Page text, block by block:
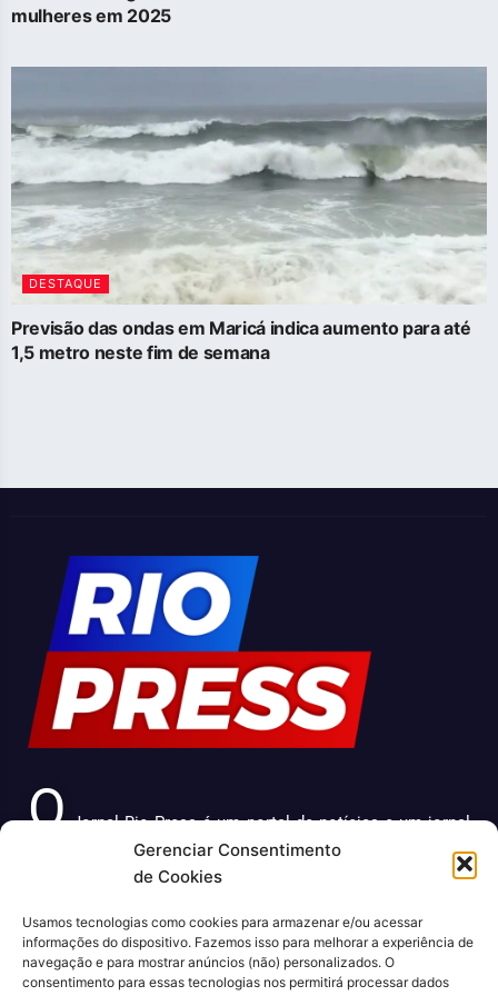
Gerenciar Consentimento
de Cookies
Usamos tecnologias como cookies para armazenar e/ou acessar
informações do dispositivo. Fazemos isso para melhorar a experiência de
navegação e para mostrar anúncios (não) personalizados. O
consentimento para essas tecnologias nos permitirá processar dados
mulheres em 2025
DESTAQUE
Previsão das ondas em Maricá indica aumento para até
1,5 metro neste fim de semana
O Jornal Rio Press é um portal de notícias e um jornal
impresso que cobre diversas notícias sobre a cidade do
Rio de Janeiro. Com uma abordagem abrangente e
sobre política, economia, cultura, entre outros temas
relevantes para a população carioca. Além disso, o Jornal
Rio Press oferece conteúdo exclusivo em sua versão